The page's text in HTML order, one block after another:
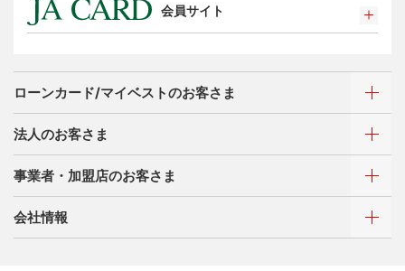
カードローン・キャッシング
お客さまサポート
特典・サービス
選べるお支払方法
お客さまサポート
サイトマップ
会員サイト
特典・サービス
選べるお支払方法
お客さまサポート
サイトマップ
ローンカード/マイベストのお客さま
ご利用・お支払い方法
ATMネットワーク
借入時残高スライドリボルビング方式
各種照会・お手続き
法人のお客さま
事業者・加盟店のお客さま
会社情報